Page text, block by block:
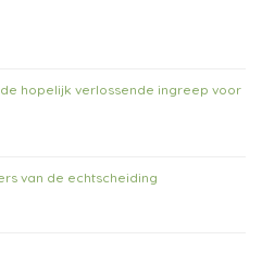
hopelijk verlossende ingreep voor
van de echtscheiding